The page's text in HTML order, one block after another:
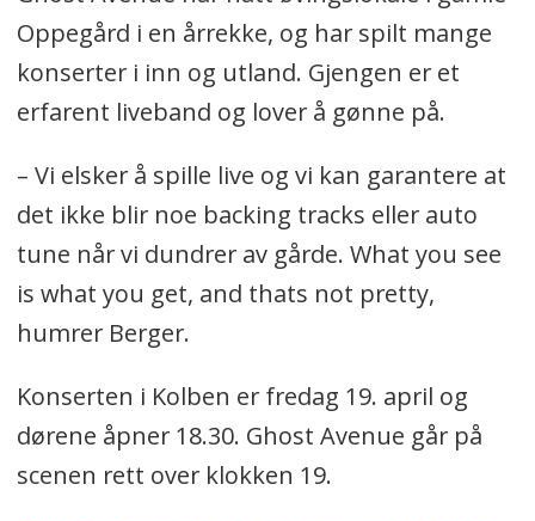
Oppegård i en årrekke, og har spilt mange
konserter i inn og utland. Gjengen er et
erfarent liveband og lover å gønne på.
– Vi elsker å spille live og vi kan garantere at
det ikke blir noe backing tracks eller auto
tune når vi dundrer av gårde. What you see
is what you get, and thats not pretty,
humrer Berger.
Konserten i Kolben er fredag 19. april og
dørene åpner 18.30. Ghost Avenue går på
scenen rett over klokken 19.